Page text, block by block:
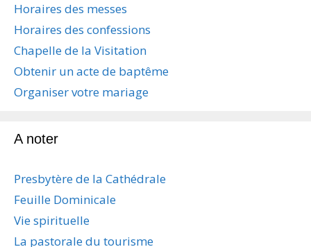
o
n
d
s
a
i
e
s
Horaires des messes
Horaires des confessions
Chapelle de la Visitation
Obtenir un acte de baptême
Organiser votre mariage
A noter
Presbytère de la Cathédrale
Feuille Dominicale
Vie spirituelle
La pastorale du tourisme